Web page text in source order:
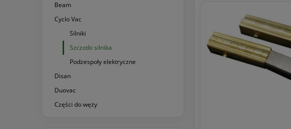
Beam
Cyclo Vac
Silniki
Szczotki silnika
Podzespoły elektryczne
Disan
Duovac
Części do węży